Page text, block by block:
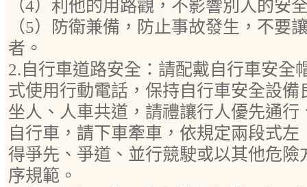
（4）利他的用路觀，不影響別人的安
（5）防衛兼備，防止事故發生，不要
者。
2.自行車道路安全：請配戴自行車安全
式使用行動電話，保持自行車安全設
坐人、人車共道，請禮讓行人優先通
自行車，請下車牽車，依規定兩段式
得爭先、爭道、並行競駛或以其他危險
序規範。